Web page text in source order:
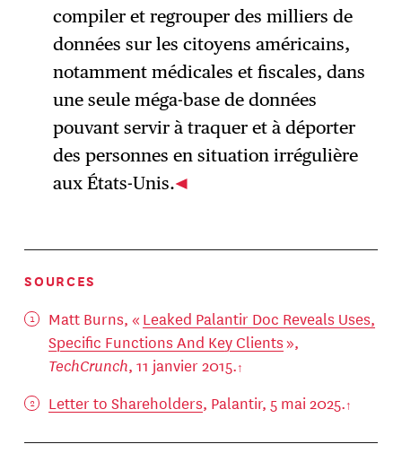
compiler et regrouper des milliers de
données sur les citoyens américains,
notamment médicales et fiscales, dans
une seule méga-base de données
pouvant servir à traquer et à déporter
des personnes en situation irrégulière
aux États-Unis.
SOURCES
Matt Burns, « Leaked Palantir Doc Reveals Uses,
Specific Functions And Key Clients»,
TechCrunch, 11 janvier 2015.
Letter to Shareholders, Palantir, 5 mai 2025.